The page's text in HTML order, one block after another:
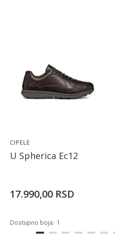
CIPELE
U Spherica Ec12
17.990,00 RSD
Dostupno boja: 1